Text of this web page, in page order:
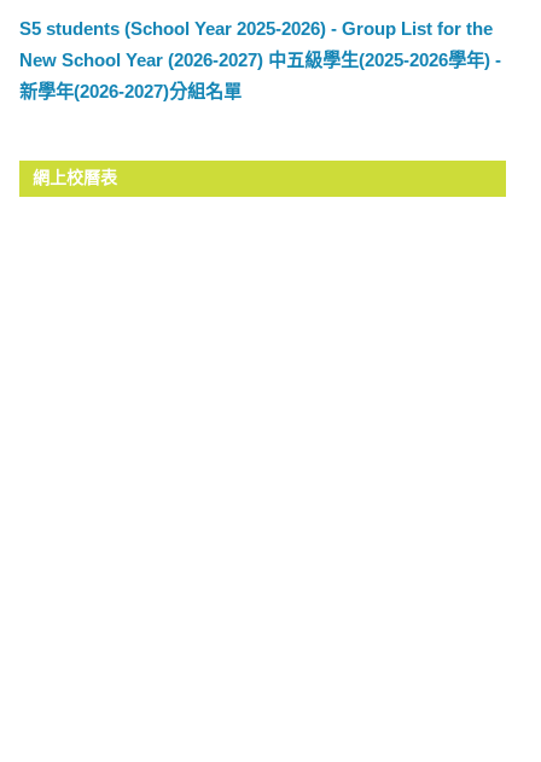
S5 students (School Year 2025-2026) - Group List for the
New School Year (2026-2027) 中五級學生(2025-2026學年) -
新學年(2026-2027)分組名單
網上校曆表